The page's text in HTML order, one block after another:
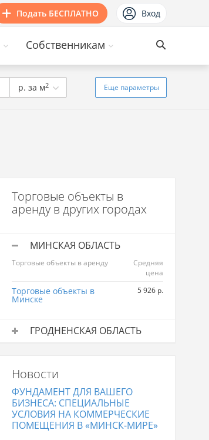
Подать БЕСПЛАТНО Вход
Собственникам
р. за м2 Еще параметры
Торговые объекты в
аренду в других городах
МИНСКАЯ ОБЛАСТЬ
Торговые объекты в аренду
Средняя
цена
Торговые объекты в
Минске
5 926 р.
ГРОДНЕНСКАЯ ОБЛАСТЬ
Торговые объекты в Гродно
Новости
ФУНДАМЕНТ ДЛЯ ВАШЕГО
БИЗНЕСА: СПЕЦИАЛЬНЫЕ
УСЛОВИЯ НА КОММЕРЧЕСКИЕ
ПОМЕЩЕНИЯ В «МИНСК-МИРЕ»